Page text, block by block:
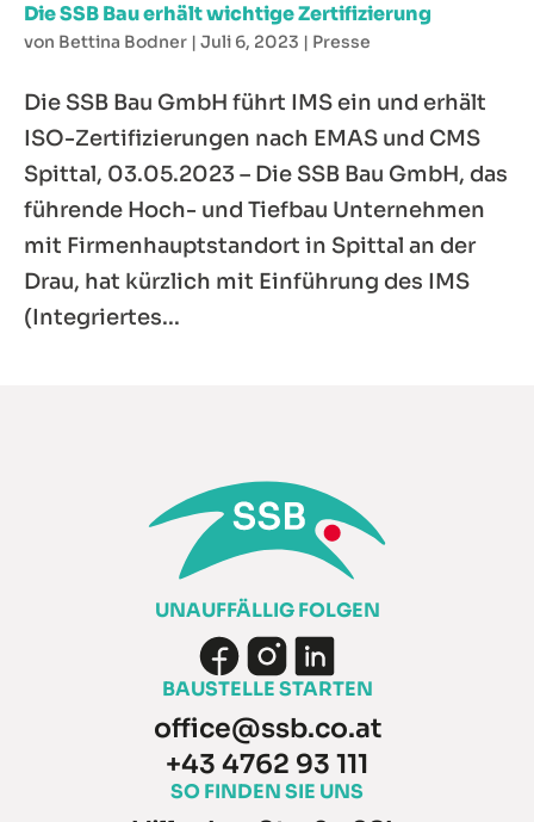
Die SSB Bau erhält wichtige Zertifizierung
von Bettina Bodner | Juli 6, 2023 | Presse
Die SSB Bau GmbH führt IMS ein und erhält
ISO-Zertifizierungen nach EMAS und CMS
Spittal, 03.05.2023 – Die SSB Bau GmbH, das
führende Hoch- und Tiefbau Unternehmen
mit Firmenhauptstandort in Spittal an der
Drau, hat kürzlich mit Einführung des IMS
(Integriertes...
BAUSTELLE STARTEN
office@ssb.co.at
+43 4762 93 111
SO FINDEN SIE UNS
UNAUFFÄLLIG FOLGEN